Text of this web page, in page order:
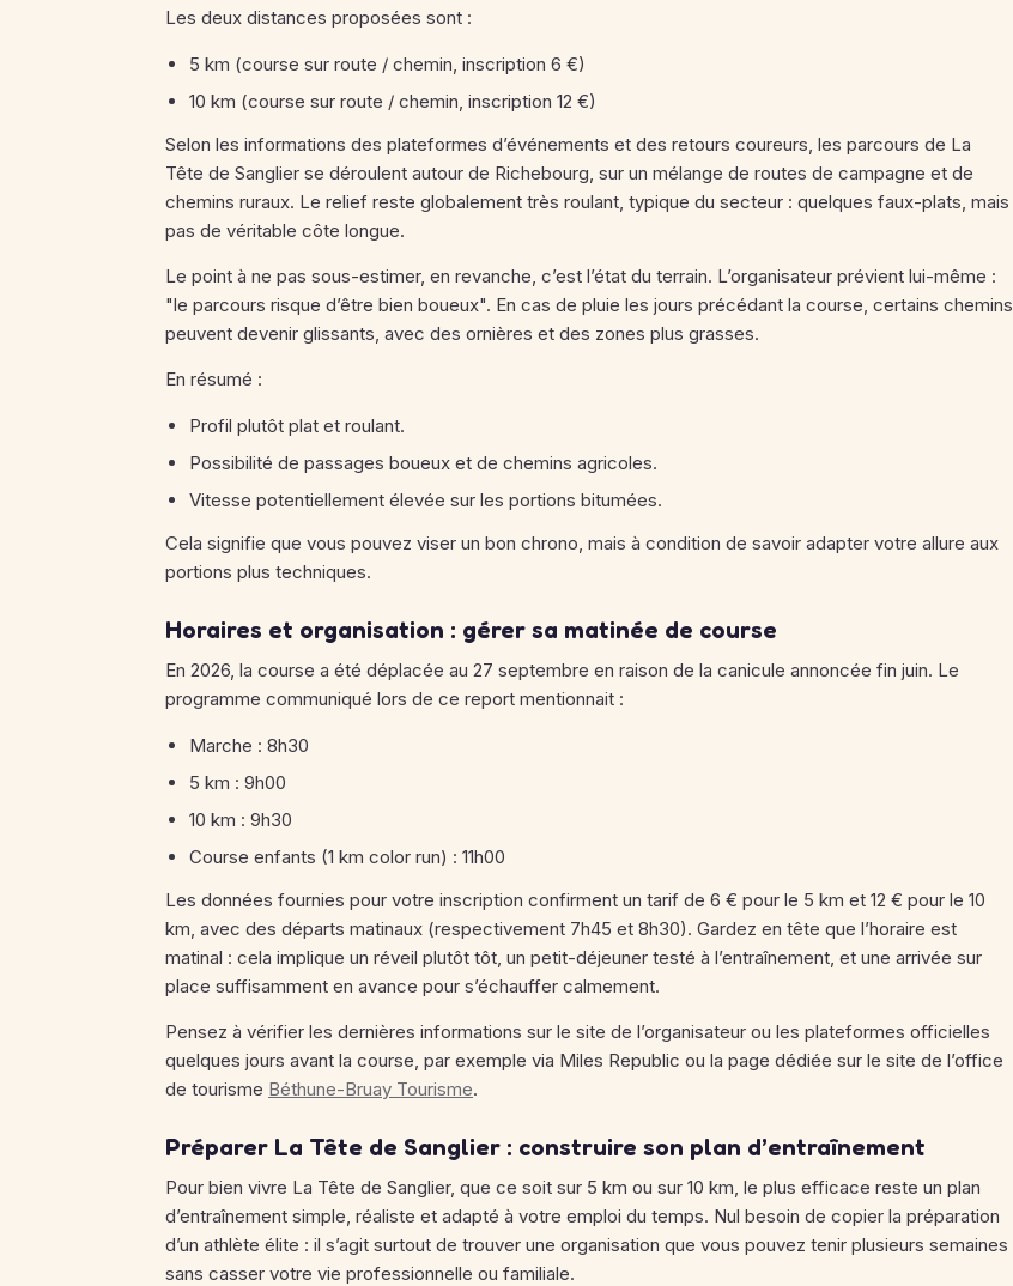
Les deux distances proposées sont :
5 km (course sur route / chemin, inscription 6 €)
10 km (course sur route / chemin, inscription 12 €)
Selon les informations des plateformes d’événements et des retours coureurs, les parcours de La
Tête de Sanglier se déroulent autour de Richebourg, sur un mélange de routes de campagne et de
chemins ruraux. Le relief reste globalement très roulant, typique du secteur : quelques faux-plats, mais
pas de véritable côte longue.
Le point à ne pas sous-estimer, en revanche, c’est l’état du terrain. L’organisateur prévient lui-même :
"le parcours risque d’être bien boueux". En cas de pluie les jours précédant la course, certains chemins
peuvent devenir glissants, avec des ornières et des zones plus grasses.
En résumé :
Profil plutôt plat et roulant.
Possibilité de passages boueux et de chemins agricoles.
Vitesse potentiellement élevée sur les portions bitumées.
Cela signifie que vous pouvez viser un bon chrono, mais à condition de savoir adapter votre allure aux
portions plus techniques.
Horaires et organisation : gérer sa matinée de course
En 2026, la course a été déplacée au 27 septembre en raison de la canicule annoncée fin juin. Le
programme communiqué lors de ce report mentionnait :
Marche : 8h30
5 km : 9h00
10 km : 9h30
Course enfants (1 km color run) : 11h00
Les données fournies pour votre inscription confirment un tarif de 6 € pour le 5 km et 12 € pour le 10
km, avec des départs matinaux (respectivement 7h45 et 8h30). Gardez en tête que l’horaire est
matinal : cela implique un réveil plutôt tôt, un petit-déjeuner testé à l’entraînement, et une arrivée sur
place suffisamment en avance pour s’échauffer calmement.
Pensez à vérifier les dernières informations sur le site de l’organisateur ou les plateformes officielles
quelques jours avant la course, par exemple via Miles Republic ou la page dédiée sur le site de l’office
de tourisme Béthune-Bruay Tourisme.
Préparer La Tête de Sanglier : construire son plan d’entraînement
Pour bien vivre La Tête de Sanglier, que ce soit sur 5 km ou sur 10 km, le plus efficace reste un plan
d’entraînement simple, réaliste et adapté à votre emploi du temps. Nul besoin de copier la préparation
d’un athlète élite : il s’agit surtout de trouver une organisation que vous pouvez tenir plusieurs semaines
sans casser votre vie professionnelle ou familiale.